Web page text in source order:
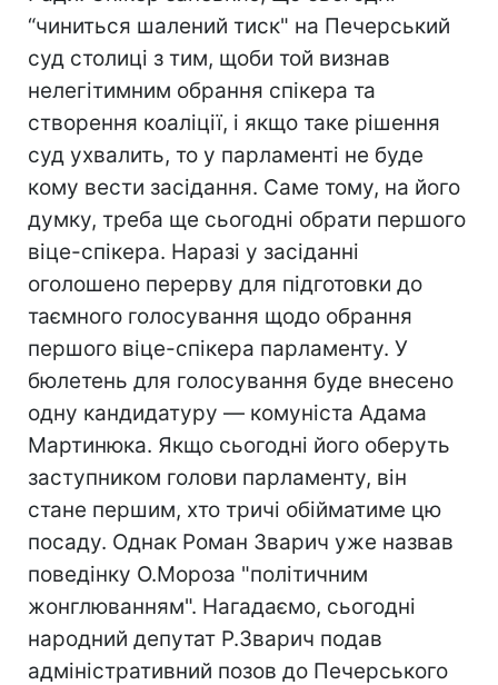
“чиниться шалений тиск" на Печерський
суд столиці з тим, щоби той визнав
нелегітимним обрання спікера та
створення коаліції, і якщо таке рішення
суд ухвалить, то у парламенті не буде
кому вести засідання. Саме тому, на його
думку, треба ще сьогодні обрати першого
віце-спікера. Наразі у засіданні
оголошено перерву для підготовки до
таємного голосування щодо обрання
першого віце-спікера парламенту. У
бюлетень для голосування буде внесено
одну кандидатуру — комуніста Адама
Мартинюка. Якщо сьогодні його оберуть
заступником голови парламенту, він
стане першим, хто тричі обійматиме цю
посаду. Однак Роман Зварич уже назвав
поведінку О.Мороза "політичним
жонглюванням". Нагадаємо, сьогодні
народний депутат Р.Зварич подав
адміністративний позов до Печерського